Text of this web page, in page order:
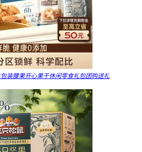
装腰果开心果干休闲零食礼包团购送礼